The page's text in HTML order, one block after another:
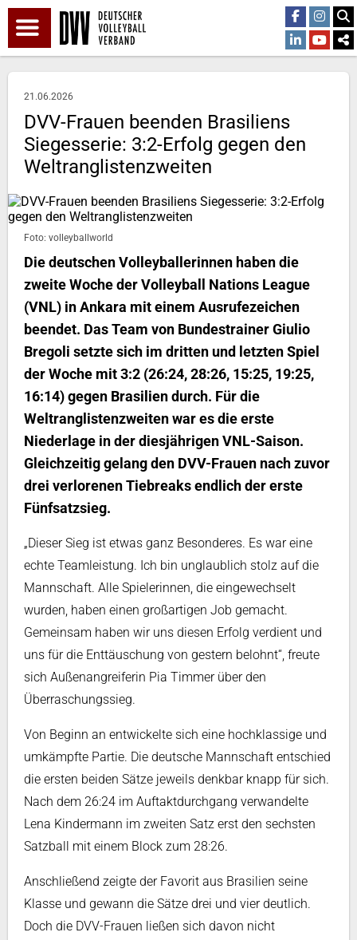
21.06.2026
DVV-Frauen beenden Brasiliens
Siegesserie: 3:2-Erfolg gegen den
Weltranglistenzweiten
Foto: volleyballworld
Die deutschen Volleyballerinnen haben die
zweite Woche der Volleyball Nations League
(VNL) in Ankara mit einem Ausrufezeichen
beendet. Das Team von Bundestrainer Giulio
Bregoli setzte sich im dritten und letzten Spiel
der Woche mit 3:2 (26:24, 28:26, 15:25, 19:25,
16:14) gegen Brasilien durch. Für die
Weltranglistenzweiten war es die erste
Niederlage in der diesjährigen VNL-Saison.
Gleichzeitig gelang den DVV-Frauen nach zuvor
drei verlorenen Tiebreaks endlich der erste
Fünfsatzsieg.
„Dieser Sieg ist etwas ganz Besonderes. Es war eine
echte Teamleistung. Ich bin unglaublich stolz auf die
Mannschaft. Alle Spielerinnen, die eingewechselt
wurden, haben einen großartigen Job gemacht.
Gemeinsam haben wir uns diesen Erfolg verdient und
uns für die Enttäuschung von gestern belohnt“, freute
sich Außenangreiferin Pia Timmer über den
Überraschungssieg.
Von Beginn an entwickelte sich eine hochklassige und
umkämpfte Partie. Die deutsche Mannschaft entschied
die ersten beiden Sätze jeweils denkbar knapp für sich.
Nach dem 26:24 im Auftaktdurchgang verwandelte
Lena Kindermann im zweiten Satz erst den sechsten
Satzball mit einem Block zum 28:26.
Anschließend zeigte der Favorit aus Brasilien seine
Klasse und gewann die Sätze drei und vier deutlich.
Doch die DVV-Frauen ließen sich davon nicht